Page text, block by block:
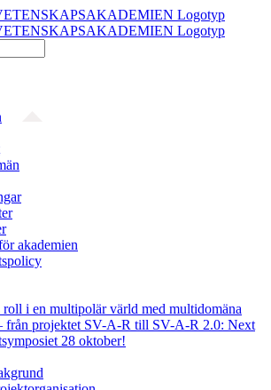
akademien
roll i en multipolär värld med multidomäna
från projektet SV-A-R till SV-A-R 2.0: Next
28 oktober!